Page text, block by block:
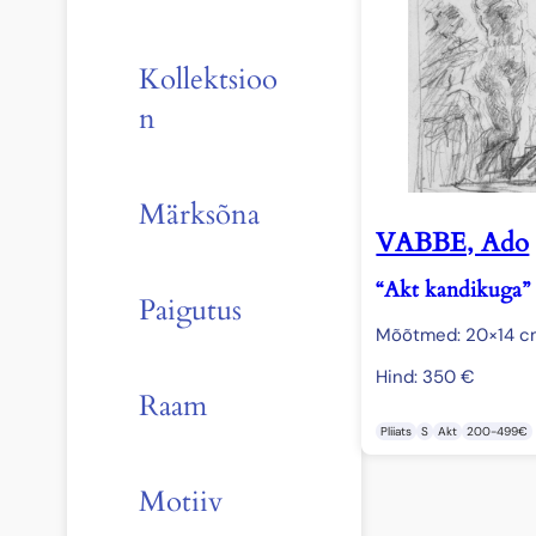
Kollektsioo
n
Märksõna
Paigutus
Raam
Motiiv
VABBE, Ado
“Akt kandikuga”
Mõõtmed: 20×14
Hind:350€
Pliiats S Akt 200-499€